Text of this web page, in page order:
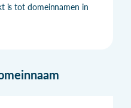
is tot domeinnamen in